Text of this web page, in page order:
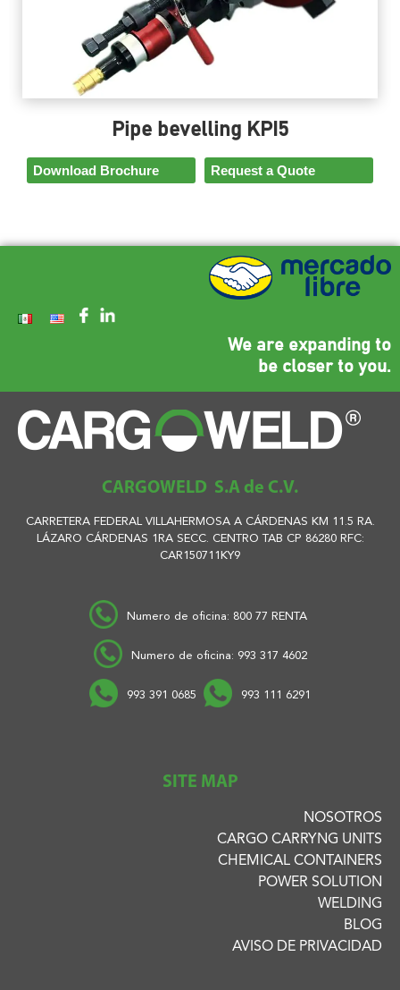
Pipe bevelling KPI5
Download Brochure Request a Quote
We are expanding to
be closer to you.
CARGOWELD S.A de C.V.
CARRETERA FEDERAL VILLAHERMOSA A CÁRDENAS KM 11.5 RA.
LÁZARO CÁRDENAS 1RA SECC. CENTRO TAB CP 86280 RFC:
CAR150711KY9
Numero de oficina: 800 77 RENTA
Numero de oficina: 993 317 4602
993 391 0685 993 111 6291
SITE MAP
NOSOTROS
CARGO CARRYNG UNITS
CHEMICAL CONTAINERS
POWER SOLUTION
WELDING
BLOG
AVISO DE PRIVACIDAD